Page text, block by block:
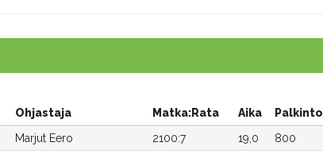
Ohjastaja Matka:Rata Aika Palkinto
Marjut Eero 2100:7 19,0 800